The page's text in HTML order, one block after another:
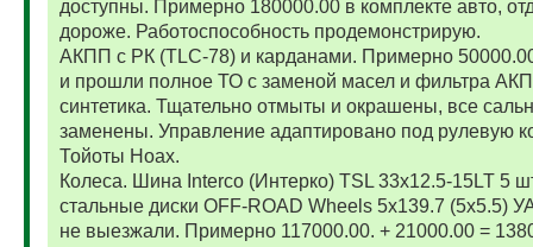
доступны. Примерно 180000.00 в комплекте авто,
дороже. Работоспособность продемонстрирую.
АКПП с РК (TLC-78) и карданами. Примерно
и прошли полное ТО с заменой масел и фильтра
синтетика. Тщательно отмыты и окрашены, все
заменены. Управление адаптировано под рулевую
Тойоты Ноах.
Колеса. Шина Interco (Интерко) TSL 33x12.5-15LT 5
стальные диски OFF-ROAD Wheels 5x139.7 (5x5.5)
не выезжали. Примерно 117000.00. + 21000.00 =